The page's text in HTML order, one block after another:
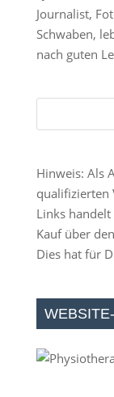
Journalist,
Schwaben,
nach guten
Hinweis: Als
qualifizierten
Links
Kauf über
Dies hat für